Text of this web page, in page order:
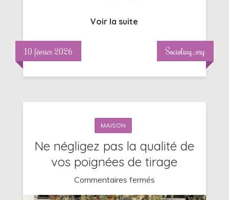
Voir la suite
10 février 2026 Socioling_org
MAISON
Ne négligez pas la qualité de
vos poignées de tirage
Commentaires ferméssur
Ne